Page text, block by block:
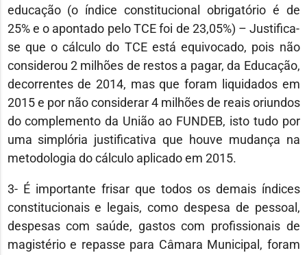
educação (o índice constitucional obrigatório é de
25% e o apontado pelo TCE foi de 23,05%) – Justifica-
se que o cálculo do TCE está equivocado, pois não
considerou 2 milhões de restos a pagar, da Educação,
decorrentes de 2014, mas que foram liquidados em
2015 e por não considerar 4 milhões de reais oriundos
do complemento da União ao FUNDEB, isto tudo por
uma simplória justificativa que houve mudança na
metodologia do cálculo aplicado em 2015.
3- É importante frisar que todos os demais índices
constitucionais e legais, como despesa de pessoal,
despesas com saúde, gastos com profissionais de
magistério e repasse para Câmara Municipal, foram